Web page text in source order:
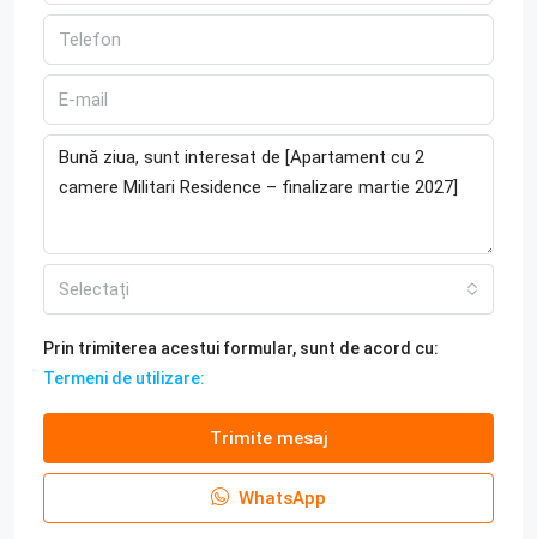
Selectați
Prin trimiterea acestui formular, sunt de acord cu:
Termeni de utilizare:
Trimite mesaj
WhatsApp